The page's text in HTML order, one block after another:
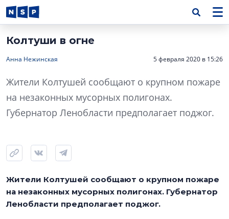
Колтуши в огне
Анна Нежинская 5 февраля 2020 в 15:26
Жители Колтушей сообщают о крупном пожаре
на незаконных мусорных полигонах.
Губернатор Ленобласти предполагает поджог.
Жители Колтушей сообщают о крупном пожаре
на незаконных мусорных полигонах. Губернатор
Ленобласти предполагает поджог.